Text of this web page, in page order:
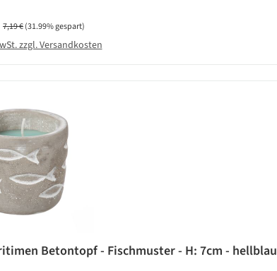
Regulärer Preis:
7,19 €(31.99% gespart)
zzgl. Versandkosten
Betontopf - Fischmuster - H: 7cm - hellblau